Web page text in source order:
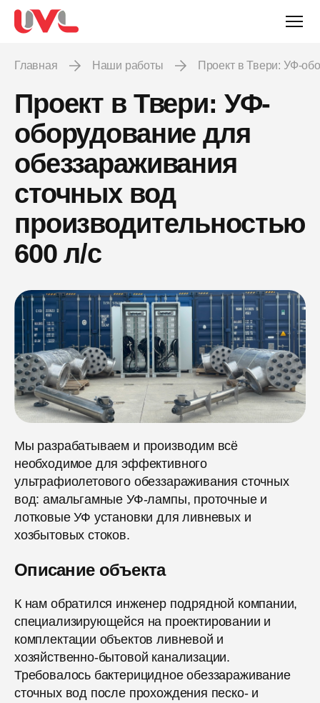
Главная Наши работы Проект в Твери: УФ-
Проект в Твери: УФ-
оборудование для
обеззараживания
сточных вод
производительностью
600 л/с
Мы разрабатываем и производим всё
необходимое для эффективного
ультрафиолетового обеззараживания сточных
вод: амальгамные УФ-лампы, проточные и
лотковые УФ установки для ливневых и
хозбытовых стоков.
Описание объекта
К нам обратился инженер подрядной компании,
специализирующейся на проектировании и
комплектации объектов ливневой и
хозяйственно-бытовой канализации.
Требовалось бактерицидное обеззараживание
сточных вод после прохождения песко- и